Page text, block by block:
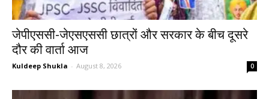
जेपीएससी-जेएसएससी छात्रों और सरकार के बीच दूसरे
दौर की वार्ता आज
Kuldeep Shukla - August 8, 2026 0